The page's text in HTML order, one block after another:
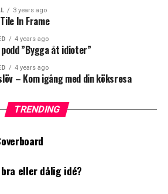
LOVE OMG
0
your vote
0
Points
Reaction?
3 years ago
In Frame
4 years ago
”Bygga åt idioter”
4 years ago
– Kom igång med din köksresa
TRENDING
eller dålig idé?